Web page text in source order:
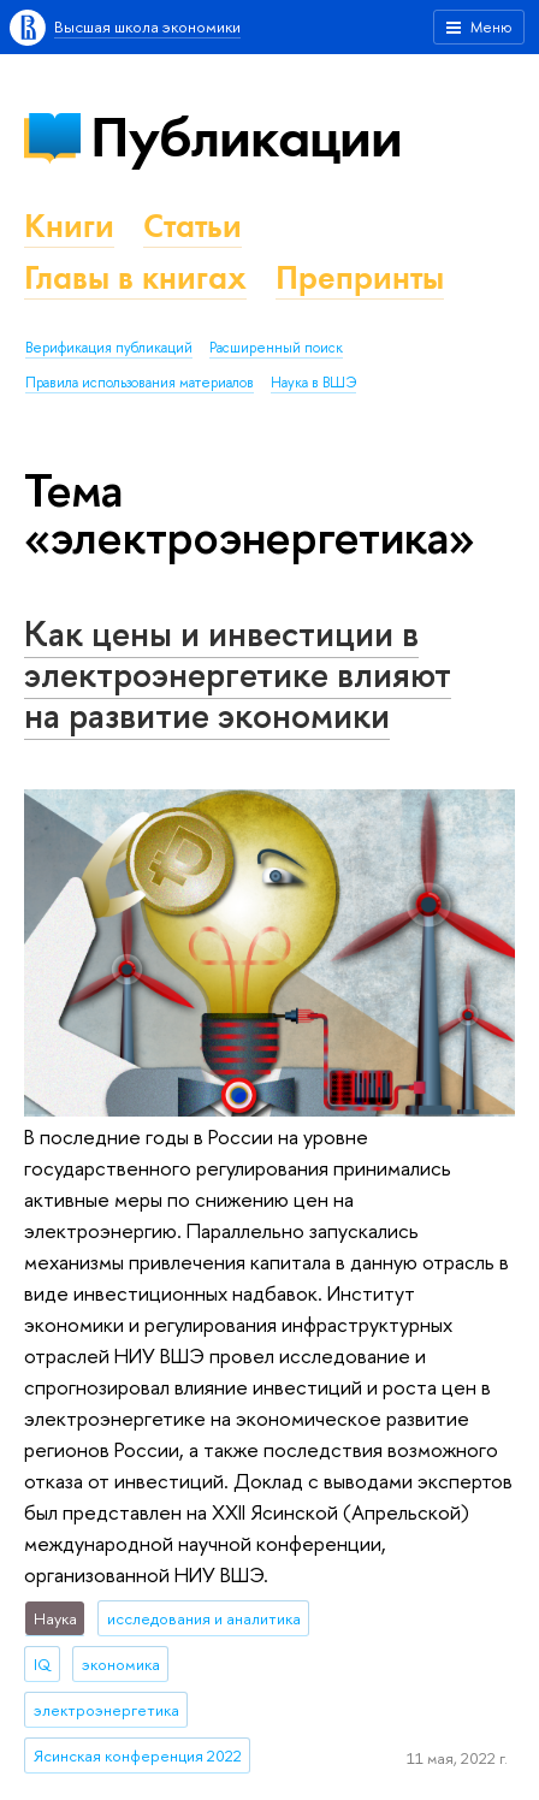
Меню
Высшая школа экономики
Публикации
Книги
Статьи
Главы в книгах
Препринты
Верификация публикаций
Расширенный поиск
Правила использования материалов
Наука в ВШЭ
Тема
«электроэнергетика»
Как цены и инвестиции в
электроэнергетике влияют
на развитие экономики
В последние годы в России на уровне
государственного регулирования принимались
активные меры по снижению цен на
электроэнергию. Параллельно запускались
механизмы привлечения капитала в данную отрасль в
виде инвестиционных надбавок. Институт
экономики и регулирования инфраструктурных
отраслей НИУ ВШЭ провел исследование и
спрогнозировал влияние инвестиций и роста цен в
электроэнергетике на экономическое развитие
регионов России, а также последствия возможного
отказа от инвестиций. Доклад с выводами экспертов
был представлен на XXII Ясинской (Апрельской)
международной научной конференции,
организованной НИУ ВШЭ.
Наука исследования и аналитика
IQ экономика
электроэнергетика
Ясинская конференция 2022 11 мая, 2022 г.